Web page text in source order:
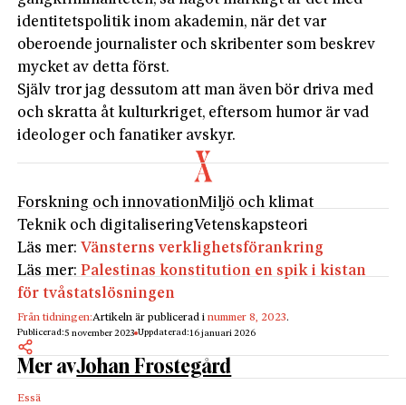
identitetspolitik inom akademin, när det var
oberoende journalister och skribenter som beskrev
mycket av detta först.
Själv tror jag dessutom att man även bör driva med
och skratta åt kulturkriget, eftersom humor är vad
ideologer och fanatiker avskyr.
Forskning och innovationMiljö och klimat
Teknik och digitaliseringVetenskapsteori
Läs mer: Vänsterns verklighetsförankring
Läs mer:Palestinas konstitution en spik i kistan
för tvåstatslösningen
Från tidningen:Artikeln är publicerad inummer 8, 2023.
Publicerad:5 november 2023 Uppdaterad:16 januari 2026
Mer avJohan Frostegård
Essä